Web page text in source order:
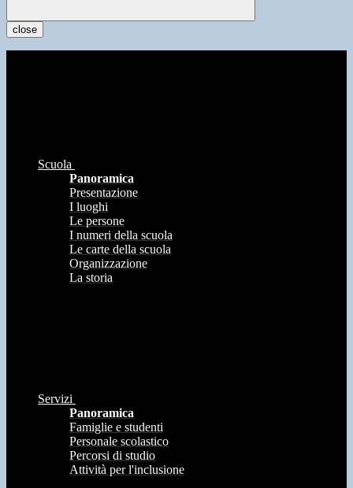
close
Scuola
Panoramica
Presentazione
I luoghi
Le persone
I numeri della scuola
Le carte della scuola
Organizzazione
La storia
Servizi
Panoramica
Famiglie e studenti
Personale scolastico
Percorsi di studio
Attività per l'inclusione